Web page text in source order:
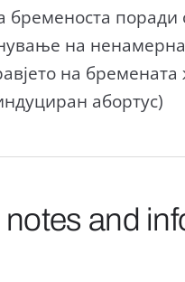
поради
на
на
абортус)
and